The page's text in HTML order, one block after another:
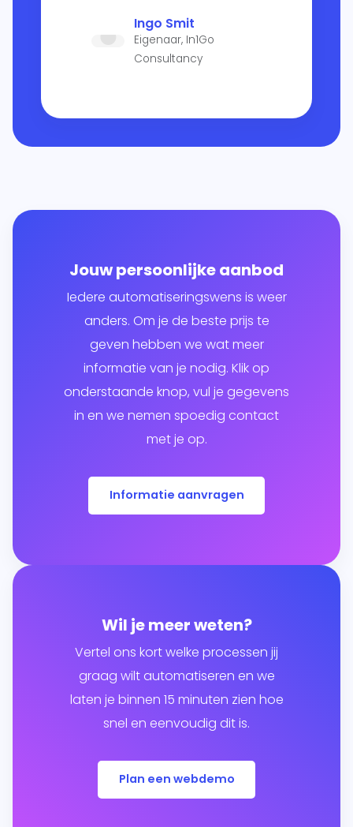
Ingo Smit
Eigenaar, In1Go
Consultancy
Jouw persoonlijke aanbod
Iedere automatiseringswens is weer
anders. Om je de beste prijs te
geven hebben we wat meer
informatie van je nodig. Klik op
onderstaande knop, vul je gegevens
in en we nemen spoedig contact
met je op.
Informatie aanvragen
Wil je meer weten?
Vertel ons kort welke processen jij
graag wilt automatiseren en we
laten je binnen 15 minuten zien hoe
snel en eenvoudig dit is.
Plan een webdemo